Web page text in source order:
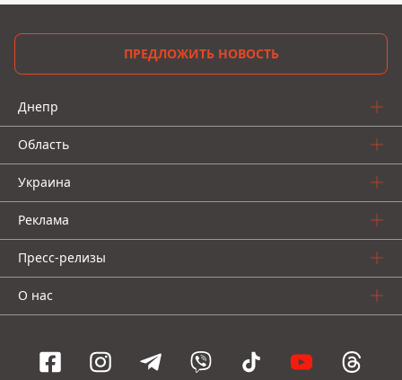
ПРЕДЛОЖИТЬ НОВОСТЬ
Днепр
Область
Украина
Реклама
Пресс-релизы
О нас